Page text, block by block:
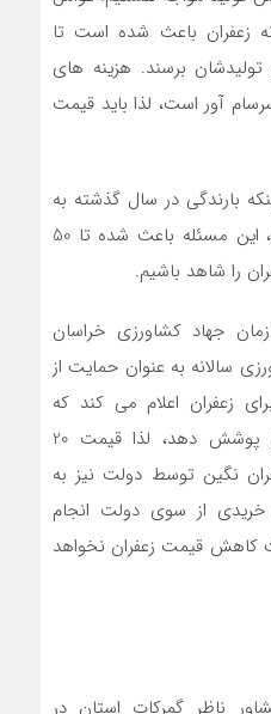
زعفران باعث شده است تا
تولیدشان برسند. هزینه های
آور است، لذا باید قیمت
بارندگی در سال گذشته به
شدت کاهش پیدا کرده است، این مسئله باعث شده تا 50
جهاد کشاورزی خراسان
سالانه به عنوان حمایت از
زعفران اعلام می کند که
هزینه های تولید کشاورز را پوشش دهد، لذا قیمت 20
نگین توسط دولت نیز به
از سوی دولت انجام
کاهش قیمت زعفران نخواهد
ناظر گمرکات استان در